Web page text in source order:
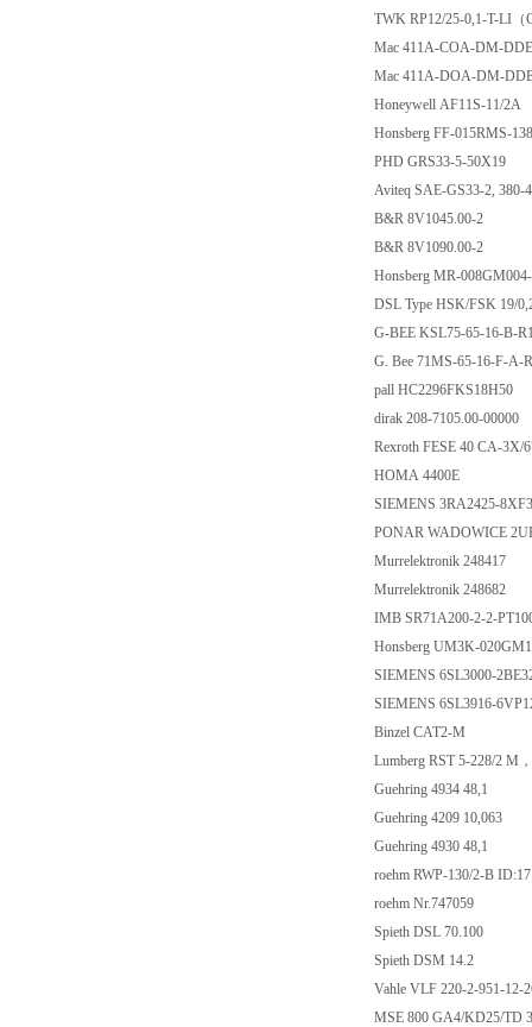
TWK RP12/25-0,1-T-
Mac 411A-COA-
Mac 411A-DOA-
Honeywell AF11S-
Honsberg FF-
PHD GRS33-5-
Aviteq SAE-GS33-2,
B&R 8V1045.00-2
B&R 8V1090.00-2
Honsberg MR-
DSL Type HSK/FSK
G-BEE KSL75-65-
G. Bee 71MS-65-16-
pall
dirak 208-7105.00-
Rexroth FESE 40 CA-
HOMA 4400E
SIEMENS
PONAR WADOWICE
Murrelektronik
Murrelektronik
IMB SR71A200-2-2-
Honsberg UM3K-
SIEMENS 6SL3000-
SIEMENS 6SL3916-
Binzel CAT2-M
Lumberg RST 5-228/
Guehring 4934 48,1
Guehring 4209
Guehring 4930 48,1
roehm RWP-130/2-B
roehm Nr.747059
Spieth DSL 70.100
Spieth DSM 14.2
Vahle VLF 220-2-951-
MSE 800 GA4/